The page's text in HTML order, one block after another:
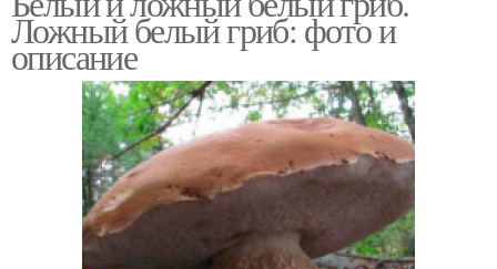
Ложный белый гриб: фото и
описание